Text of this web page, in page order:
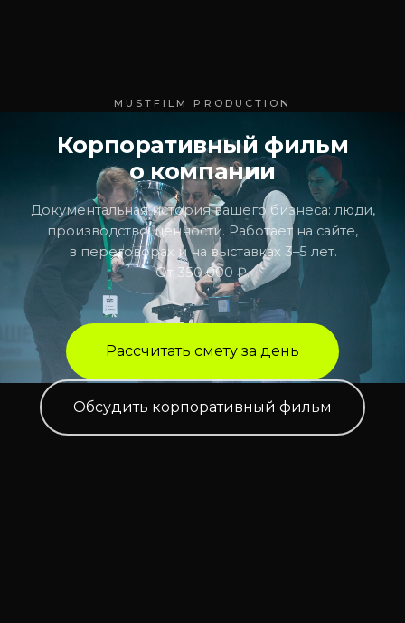
MUSTFILM PRODUCTION
Корпоративный фильм
о компании
Документальная история вашего бизнеса: люди,
производство, ценности. Работает на сайте,
в переговорах и на выставках 3–5 лет.
От 350 000 ₽.
Рассчитать смету за день
Обсудить корпоративный фильм